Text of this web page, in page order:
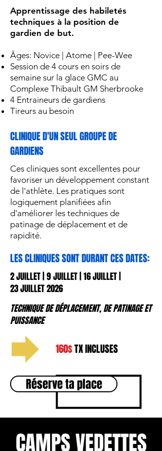
Apprentissage des habiletés
techniques à la position de
gardien de but.
Âges: Novice | Atome | Pee-Wee
Session de 4 cours en soirs de
semaine sur la glace GMC au
Complexe Thibault GM Sherbrooke
4 Entraineurs de gardiens
Tireurs au besoin
CLINIQUE D'UN SEUL GROUPE DE
GARDIENS
Ces cliniques sont excellentes pour
favoriser un développement constant
de l'athlète. Les pratiques sont
logiquement planifiées afin
d'améliorer les techniques de
patinage de déplacement et de
rapidité.
LES CLINIQUES SONT DURANT CES DATES:
2 JUILLET | 9JUILLET | 16 JUILLET |
23 JUILLET 2026
TECHNIQUE DE DÉPLACEMENT, DE PATINAGE ET
PUISSANCE
160$TX INCLUSES
Réserve ta place
CAMPS VEDETTES